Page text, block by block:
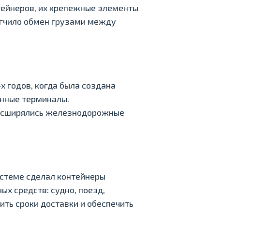
их крепежные элементы
обмен грузами между
годов, когда была создана
терминалы.
железнодорожные
сделал контейнеры
средств: судно, поезд,
сроки доставки и обеспечить